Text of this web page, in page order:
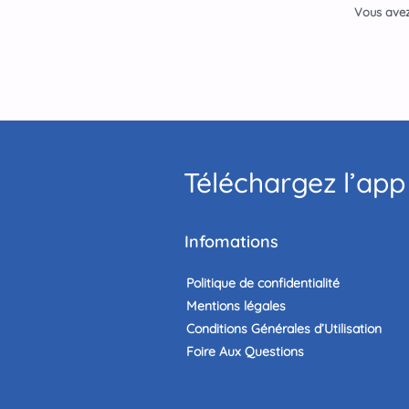
Vous
Infomations
Politique de confidentialité
Mentions légales
Conditions Générales d’Utilisation
Foire Aux Questions
Téléchargez